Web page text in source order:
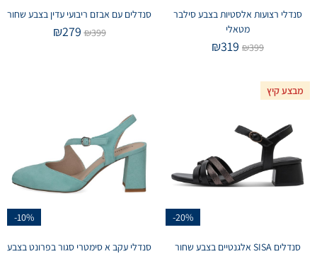
סנדלי רצועות אלסטיות בצבע סילבר
מטאלי
₪399
₪319
סנדלים עם אבזם ריבועי עדין בצבע שחור
₪399
₪279
מבצע קיץ
-20%
סנדלים SISA אלגנטיים בצבע שחור
-10%
סנדלי עקב א סימטרי סגור בפרונט בצבע